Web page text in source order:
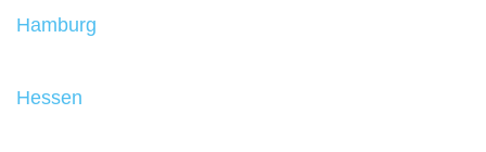
Hamburg
Hessen